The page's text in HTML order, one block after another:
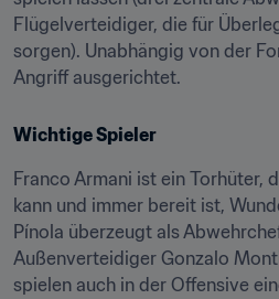
Flügelverteidiger, die für
sorgen). Unabhängig von der
Angriff ausgerichtet.
Wichtige Spieler
Franco Armani ist ein Torhüter,
kann und immer bereit ist,
Pínola überzeugt als
Außenverteidiger Gonzalo
spielen auch in der Offensive